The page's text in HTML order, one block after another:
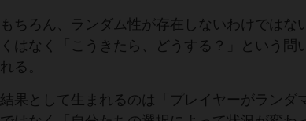
もちろん、ランダム性が存在しないわけでは
くはなく「こうきたら、どうする？」という
れる。
結果として生まれるのは「プレイヤーがラン